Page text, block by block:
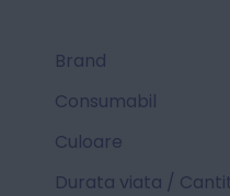
Brand
Consumabil
Culoare
Durata viata /